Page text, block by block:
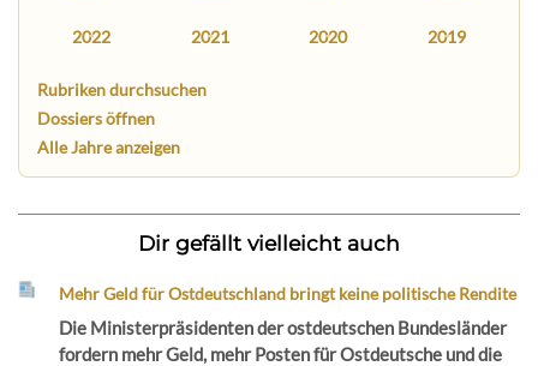
2022 2021 2020 2019
Rubriken durchsuchen
Dossiers öffnen
Alle Jahre anzeigen
Dir gefällt vielleicht auch
Mehr Geld für Ostdeutschland bringt keine politische Rendite
Die Ministerpräsidenten der ostdeutschen Bundesländer
fordern mehr Geld, mehr Posten für Ostdeutsche und die